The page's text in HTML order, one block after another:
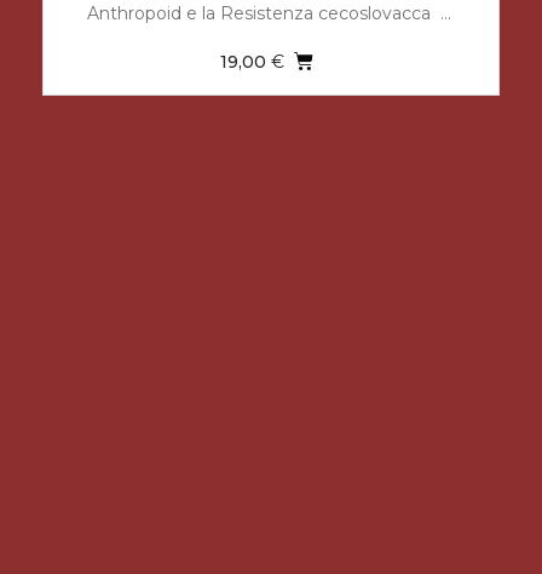
Anthropoid e la Resistenza cecoslovacca …
19,00€